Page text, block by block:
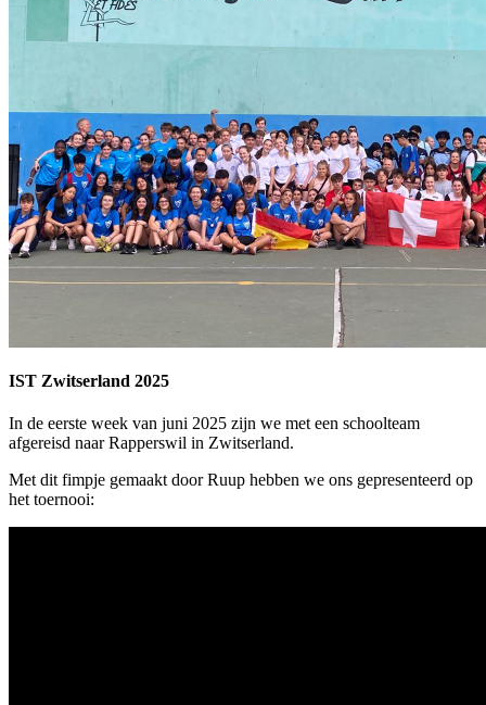
IST Zwitserland 2025
In de eerste week van juni 2025 zijn we met een schoolteam
afgereisd naar Rapperswil in Zwitserland.
Met dit fimpje gemaakt door Ruup hebben we ons gepresenteerd op
het toernooi: